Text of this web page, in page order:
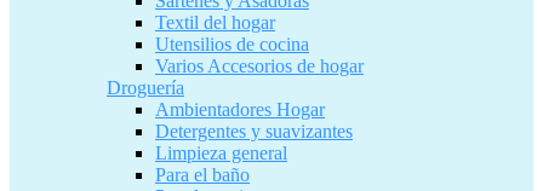
Textil del hogar
Utensilios de cocina
Varios Accesorios de hogar
Droguería
Ambientadores Hogar
Detergentes y suavizantes
Limpieza general
Para el baño